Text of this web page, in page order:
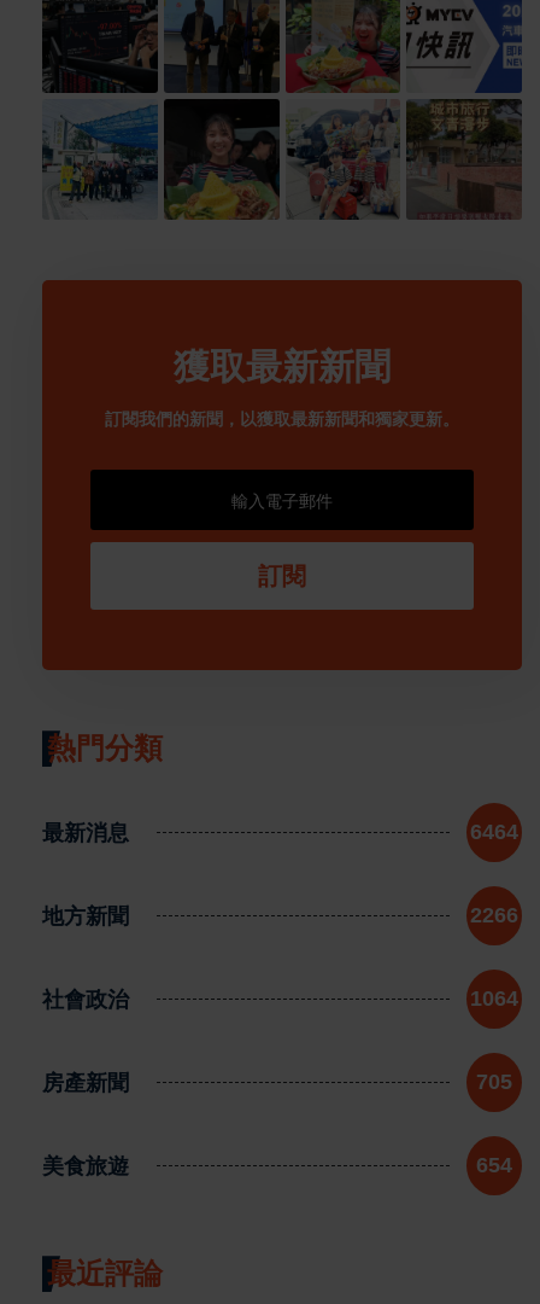
獲取最新新聞
訂閱我們的新聞，以獲取最新新聞和獨家更新。
訂閱
熱門分類
最新消息 6464
地方新聞 2266
社會政治 1064
房產新聞 705
美食旅遊 654
最近評論